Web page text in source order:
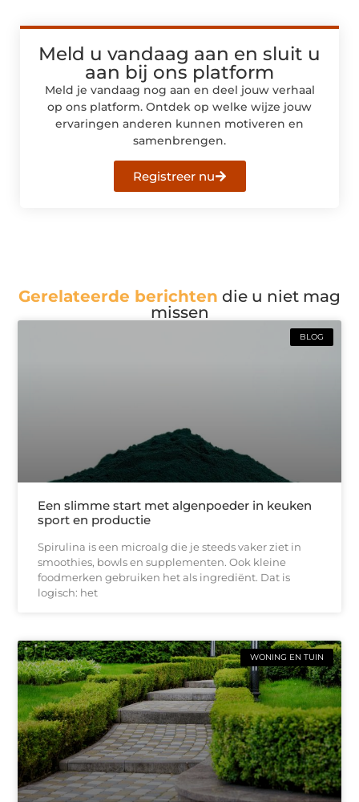
Meld u vandaag aan en sluit u
aan bij ons platform
Meld je vandaag nog aan en deel jouw verhaal
op ons platform. Ontdek op welke wijze jouw
ervaringen anderen kunnen motiveren en
samenbrengen.
Registreer nu
Gerelateerde berichten die u niet mag
missen
BLOG
Een slimme start met algenpoeder in keuken
sport en productie
Spirulina is een microalg die je steeds vaker ziet in
smoothies, bowls en supplementen. Ook kleine
foodmerken gebruiken het als ingrediënt. Dat is
logisch: het
WONING EN TUIN